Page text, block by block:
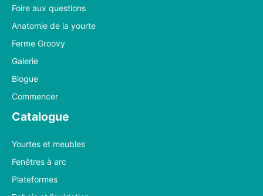
Foire aux questions
Anatomie de la yourte
Ferme Groovy
Galerie
Blogue
Commencer
Catalogue
Yourtes et meubles
Fenêtres à arc
Plateformes